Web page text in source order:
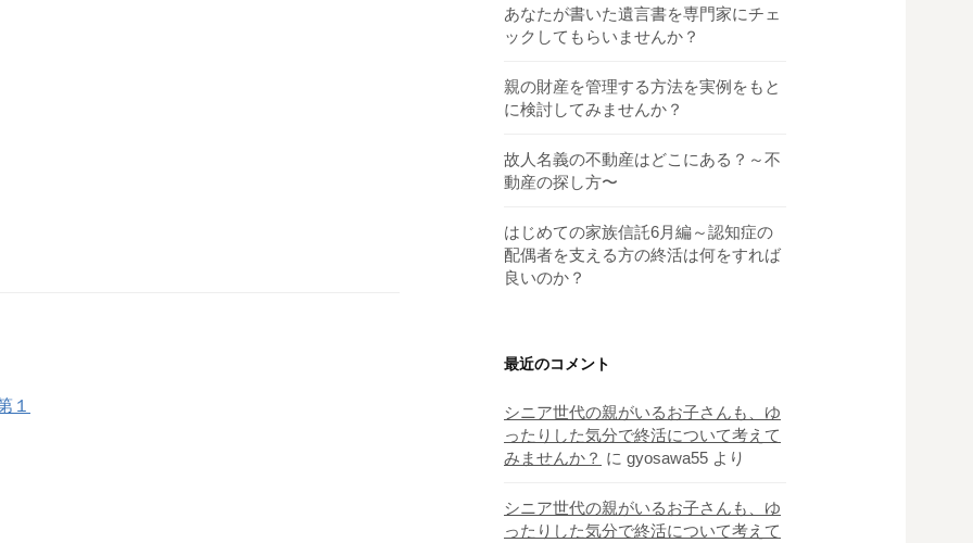
１
あなたが書いた遺言書を専門家にチェ
ックしてもらいませんか？
親の財産を管理する方法を実例をもと
に検討してみませんか？
故人名義の不動産はどこにある？～不
動産の探し方〜
はじめての家族信託6月編～認知症の
配偶者を支える方の終活は何をすれば
良いのか？
最近のコメント
シニア世代の親がいるお子さんも、ゆ
ったりした気分で終活について考えて
みませんか？ に gyosawa55 より
シニア世代の親がいるお子さんも、ゆ
ったりした気分で終活について考えて